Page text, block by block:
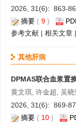
2026, 31(6): 863-
摘要 ( 9 )
参考文献 | 相关文章 |
其他肝病
DPMAS联合血浆置
黄文琪, 许金超, 吴
2026, 31(6): 869-
摘要 ( 10 )